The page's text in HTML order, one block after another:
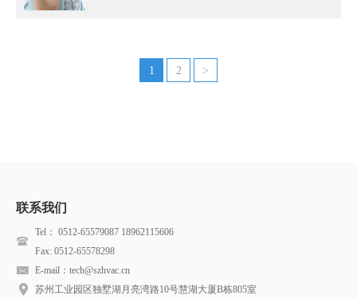
1 2 >
联系我们
Tel： 0512-65579087 18962115606
Fax: 0512-65578298
E-mail： tech@szhvac.cn
苏州工业园区独墅湖月亮湾路10号慧湖大厦B栋805室